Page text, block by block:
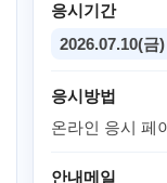
응시기간
2026.07.10(금
응시방법
온라인 응시 페
안내메일